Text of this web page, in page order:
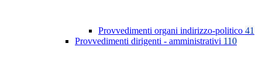
Provvedimenti organi indirizzo-politico 41
Provvedimenti dirigenti - amministrativi 110